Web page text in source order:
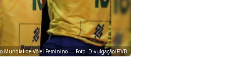
Mundial de Vôlei Feminino — Foto: Divulgação/FIVB